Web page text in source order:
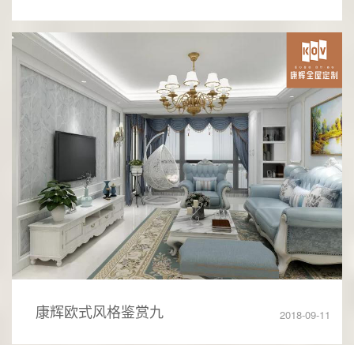
康辉欧式风格鉴赏九 2018-09-11